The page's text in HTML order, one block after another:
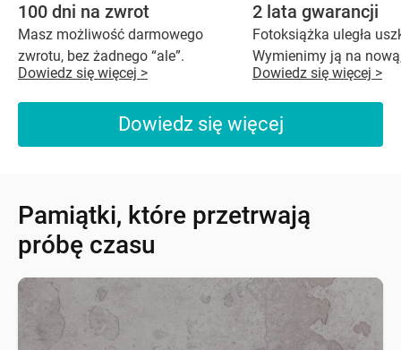
100 dni na zwrot
Masz możliwość darmowego
zwrotu, bez żadnego “ale”.
Dowiedz się więcej >
2 lata gwarancji
Fotoksiążka uległa
Wymienimy ją na
Dowiedz się więcej >
Dowiedz się więcej
Pamiątki, które przetrwają
próbę czasu